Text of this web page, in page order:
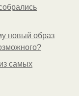
новый образ
самых